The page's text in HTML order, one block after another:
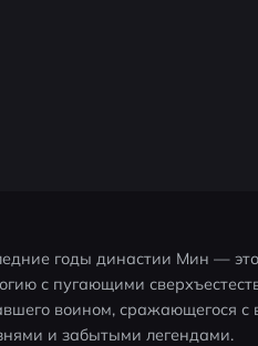
годы династии Мин —
с пугающими
воином, сражающегося с
и забытыми легендами.